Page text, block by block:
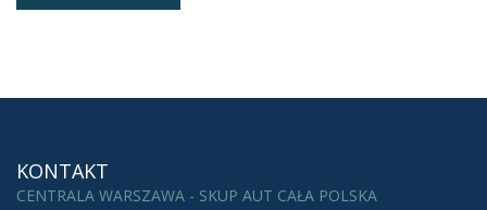
KONTAKT
CENTRALA WARSZAWA - SKUP AUT CAŁA POLSKA